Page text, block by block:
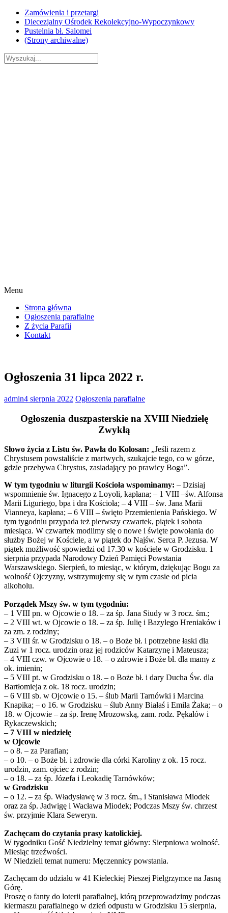
Skip
content
Zamówienia i przetargi
Diecezjalny Ośrodek Rekolekcyjno-Wypoczynkowy
Pustelnia bł. Salomei
(Strony archiwalne)
Menu
Strona główna
Ogłoszenia parafialne
Z życia Parafii
Kontakt
Ogłoszenia 31 lipca 2022 r.
admin4 sierpnia 2022 Ogłoszenia parafialne
Ogłoszenia duszpasterskie na XVIII Niedzielę
Zwykłą
Słowo życia z Listu św. Pawła do Kolosan: „Jeśli razem z
Chrystusem powstaliście z martwych, szukajcie tego, co w górze,
gdzie przebywa Chrystus, zasiadający po prawicy Boga”.
W tym tygodniu w liturgii Kościoła wspominamy: – Dzisiaj
wspomnienie św. Ignacego z Loyoli, kapłana; – 1 VIII –św. Alfonsa
Marii Liguriego, bpa i dra Kościoła; – 4 VIII – św. Jana Marii
Vianneya, kapłana; – 6 VIII – święto Przemienienia Pańskiego. W
tym tygodniu przypada też pierwszy czwartek, piątek i sobota
miesiąca. W czwartek modlimy się o nowe i święte powołania do
służby Bożej w Kościele, a w piątek do Najśw. Serca P. Jezusa. W
piątek możliwość spowiedzi od 17.30 w kościele w Grodzisku. 1
sierpnia przypada Narodowy Dzień Pamięci Powstania
Warszawskiego. Sierpień, to miesiąc, w którym, dziękując Bogu za
wolność Ojczyzny, wstrzymujemy się w tym czasie od picia
alkoholu.
Porządek Mszy św. w tym tygodniu:
– 1 VIII pn. w Ojcowie o 18. – za śp. Jana Siudy w 3 rocz. śm.;
– 2 VIII wt. w Ojcowie o 18. – za śp. Julię i Bazylego Hreniaków i
za zm. z rodziny;
– 3 VIII śr. w Grodzisku o 18. – o Boże bł. i potrzebne łaski dla
Zuzi w 1 rocz. urodzin oraz jej rodziców Katarzynę i Mateusza;
– 4 VIII czw. w Ojcowie o 18. – o zdrowie i Boże bł. dla mamy z
ok. imienin;
– 5 VIII pt. w Grodzisku o 18. – o Boże bł. i dary Ducha Św. dla
Bartłomieja z ok. 18 rocz. urodzin;
– 6 VIII sb. w Ojcowie o 15. – ślub Marii Tarnówki i Marcina
Knapika; – o 16. w Grodzisku – ślub Anny Białaś i Emila Żaka; – o
18. w Ojcowie – za śp. Irenę Mrozowską, zam. rodz. Pękalów i
Rykaczewskich;
– 7 VIII w niedzielę
w Ojcowie
– o 8. – za Parafian;
– o 10. – o Boże bł. i zdrowie dla córki Karoliny z ok. 15 rocz.
urodzin, zam. ojciec z rodzin;
– o 18. – za śp. Józefa i Leokadię Tarnówków;
w Grodzisku
– o 12. – za śp. Władysławę w 3 rocz. śm., i Stanisława Miodek
oraz za śp. Jadwigę i Wacława Miodek; Podczas Mszy św. chrzest
św. przyjmie Klara Seweryn.
Zachęcam do czytania prasy katolickiej.
W tygodniku Gość Niedzielny temat główny: Sierpniowa wolność.
Miesiąc trzeźwości.
W Niedzieli temat numeru: Męczennicy powstania.
Zachęcam do udziału w 41 Kieleckiej Pieszej Pielgrzymce na Jasną
Górę.
Proszę o fanty do loterii parafialnej, którą przeprowadzimy podczas
kiermaszu parafialnego w dzień odpustu w Grodzisku 15 sierpnia,